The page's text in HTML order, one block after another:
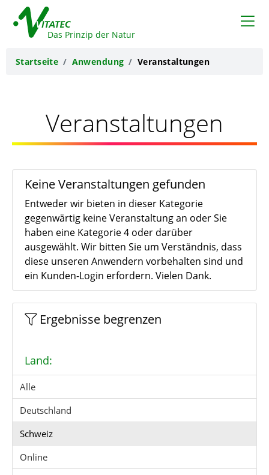
Das Prinzip der Natur
Startseite Anwendung Veranstaltungen
Veranstaltungen
Keine Veranstaltungen gefunden
Entweder wir bieten in dieser Kategorie
gegenwärtig keine Veranstaltung an oder Sie
haben eine Kategorie 4 oder darüber
ausgewählt. Wir bitten Sie um Verständnis, dass
diese unseren Anwendern vorbehalten sind und
ein Kunden-Login erfordern. Vielen Dank.
Ergebnisse begrenzen
Land:
Alle
Deutschland
Schweiz
Online